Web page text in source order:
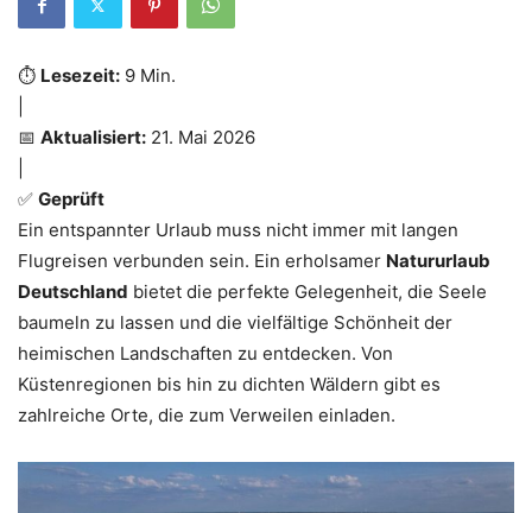
⏱️ Lesezeit: 9 Min.
📅 Aktualisiert: 21. Mai 2026
✅ Geprüft
Ein entspannter Urlaub muss nicht immer mit langen
Flugreisen verbunden sein. Ein erholsamer Natururlaub
Deutschland bietet die perfekte Gelegenheit, die Seele
baumeln zu lassen und die vielfältige Schönheit der
heimischen Landschaften zu entdecken. Von
Küstenregionen bis hin zu dichten Wäldern gibt es
zahlreiche Orte, die zum Verweilen einladen.